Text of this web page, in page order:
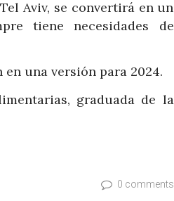
Aviv, se convertirá en un
tiene necesidades de
una versión para 2024.
graduada de la
0 comments